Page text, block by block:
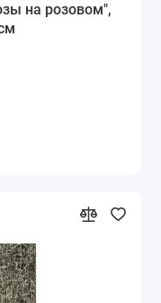
на розовом",